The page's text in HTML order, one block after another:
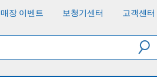
매장 이벤트 보청기센터 고객센터